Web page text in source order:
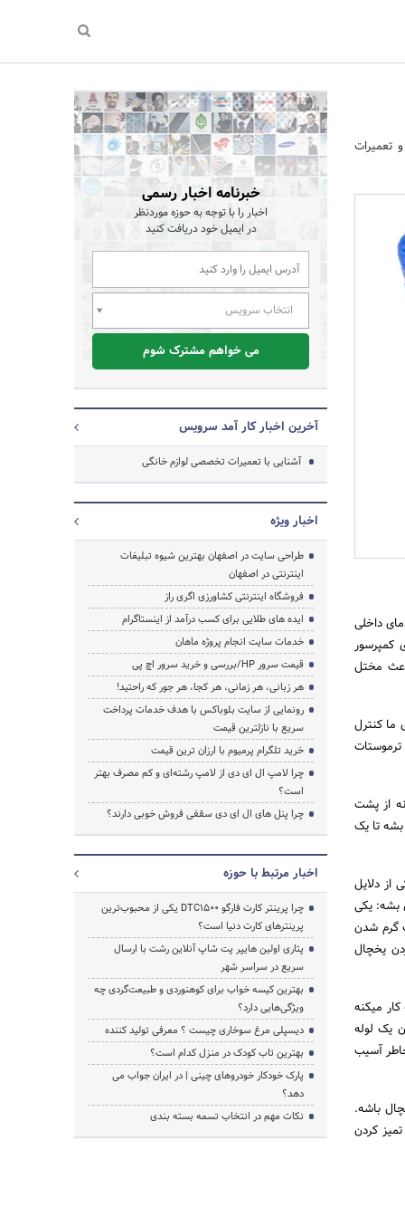
جستجو
تعمیرات
داخلی
کمپرسور
تنظیم دمای یخچال زیر ۳۵ فارنهایت باعث مختل
ما کنترل
ترموستات
از پشت
تا یک
از دلایل
بشه: یکی
گرم شدن
یخچال
میکنه
یک لوله
آسیب
باشه.
کردن
خبرنامه اخبار رسمی
اخبار را با توجه به حوزه موردنظر
در ایمیل خود دریافت کنید
انتخاب سرویس
می خواهم مشترک شوم
آخرین اخبار کار آمد سرویس
آشنایی با تعمیرات تخصصی لوازم خانگی
اخبار ویژه
طراحی سایت در اصفهان بهترین شیوه تبلیغات
اینترنتی در اصفهان
فروشگاه اینترنتی کشاورزی اگری راز
ایده های طلایی برای کسب درآمد از اینستاگرام
خدمات سایت انجام پروژه ماهان
قیمت سرور HP/بررسی و خرید سرور اچ پی
هر زبانی، هر زمانی، هر کجا، هر جور که راحتید!
رونمایی از سایت بلوباکس با هدف خدمات پرداخت
سریع با نازلترین قیمت
خرید تلگرام پرمیوم با ارزان ترین قیمت
چرا لامپ ال ای دی از لامپ رشته‌ای و کم مصرف بهتر
است؟
چرا پنل های ال ای دی سقفی فروش خوبی دارند؟
اخبار مرتبط با حوزه
چرا پرینتر کارت فارگو DTC1500 یکی از محبوب‌ترین
پرینترهای کارت دنیا است؟
پتاری اولین هایپر پت شاپ آنلاین رشت با ارسال
سریع در سراسر شهر
بهترین کیسه خواب برای کوهنوردی و طبیعت‌گردی چه
ویژگی‌هایی دارد؟
دیسپلی مرغ سوخاری چیست ؟ معرفی تولید کننده
بهترین تاب کودک در منزل کدام است؟
پارک خودکار خودروهای چینی | در ایران جواب می
دهد؟
نکات مهم در انتخاب تسمه بسته بندی